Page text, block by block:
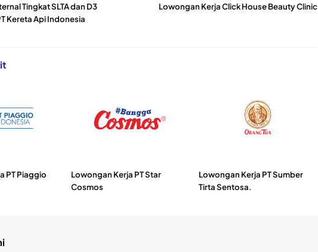
Tingkat SLTA dan D3
Kereta Api Indonesia
Lowongan Kerja Click House Beauty Clinic
PT Piaggio
Lowongan Kerja PT Star
Cosmos
Lowongan Kerja PT Sumber
Tirta Sentosa.